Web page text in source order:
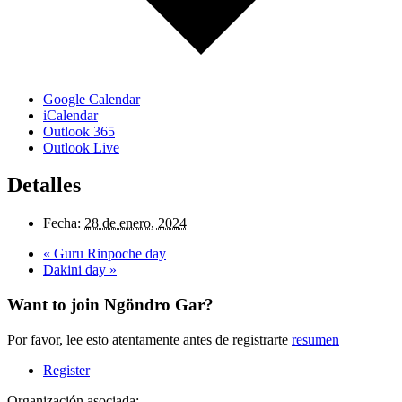
Google Calendar
iCalendar
Outlook 365
Outlook Live
Detalles
Fecha: 28 de enero, 2024
« Guru Rinpoche day
Dakini day »
Want to join Ngöndro Gar?
Por favor, lee esto atentamente antes de registrarte resumen
Register